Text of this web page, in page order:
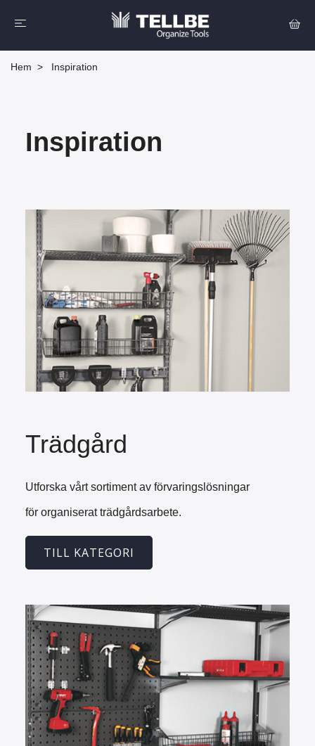
Hem Inspiration
Inspiration
Trädgård
Utforska vårt sortiment av förvaringslösningar
för organiserat trädgårdsarbete.
TILL KATEGORI